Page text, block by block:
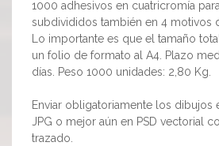
1000 adhesivos en cuatricromía
subdivididos también en 4 motivos
Lo importante es que el tamaño
un folio de formato al A4. Plazo
días. Peso 1000 unidades: 2,80 Kg.
Enviar obligatoriamente los dibujos
JPG o mejor aún en PSD vectorial
trazado.